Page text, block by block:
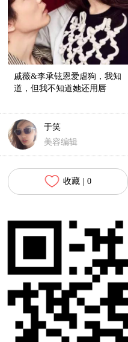
戚薇&李承铉恩爱虐狗，我知
道，但我不知道她还用唇
于笑
美容编辑
收藏 | 0